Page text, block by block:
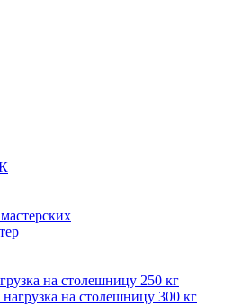
на столешницу 250 кг
на столешницу 300 кг